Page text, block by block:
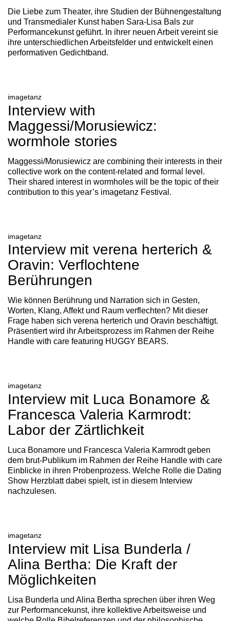
Die Liebe zum Theater, ihre Studien der Bühnengestaltung
und Transmedialer Kunst haben Sara-Lisa Bals zur
Performancekunst geführt. In ihrer neuen Arbeit vereint sie
ihre unterschiedlichen Arbeitsfelder und entwickelt einen
performativen Gedichtband.
imagetanz
Interview with
Maggessi/Morusiewicz:
wormhole stories
Maggessi/Morusiewicz are combining their interests in their
collective work on the content-related and formal level.
Their shared interest in wormholes will be the topic of their
contribution to this year’s imagetanz Festival.
imagetanz
Interview mit verena herterich &
Oravin: Verflochtene
Berührungen
Wie können Berührung und Narration sich in Gesten,
Worten, Klang, Affekt und Raum verflechten? Mit dieser
Frage haben sich verena herterich und Oravin beschäftigt.
Präsentiert wird ihr Arbeitsprozess im Rahmen der Reihe
Handle with care featuring HUGGY BEARS.
imagetanz
Interview mit Luca Bonamore &
Francesca Valeria Karmrodt:
Labor der Zärtlichkeit
Luca Bonamore und Francesca Valeria Karmrodt geben
dem brut-Publikum im Rahmen der Reihe Handle with care
Einblicke in ihren Probenprozess. Welche Rolle die Dating
Show Herzblatt dabei spielt, ist in diesem Interview
nachzulesen.
imagetanz
Interview mit Lisa Bunderla /
Alina Bertha: Die Kraft der
Möglichkeiten
Lisa Bunderla und Alina Bertha sprechen über ihren Weg
zur Performancekunst, ihre kollektive Arbeitsweise und